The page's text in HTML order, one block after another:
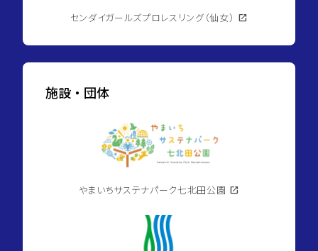
センダイガールズプロレスリング（仙女） open_in_new
施設・団体
やまいちサステナパーク七北田公園 open_in_new